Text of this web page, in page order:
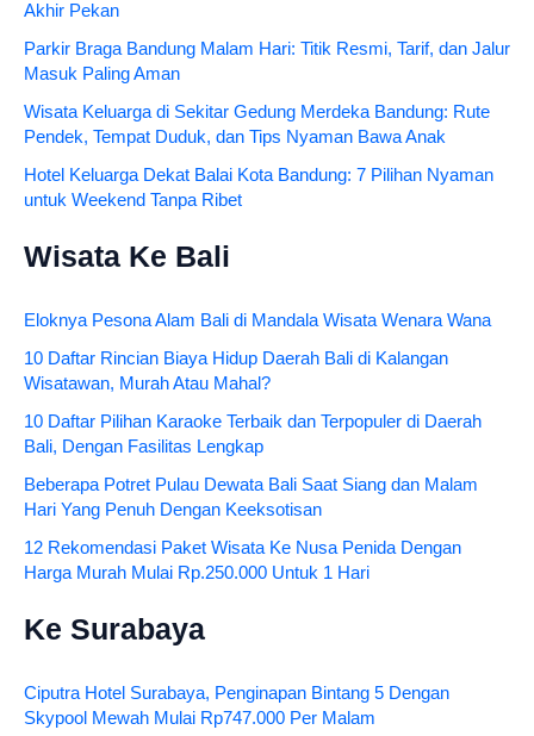
Akhir Pekan
Parkir Braga Bandung Malam Hari: Titik Resmi, Tarif, dan Jalur
Masuk Paling Aman
Wisata Keluarga di Sekitar Gedung Merdeka Bandung: Rute
Pendek, Tempat Duduk, dan Tips Nyaman Bawa Anak
Hotel Keluarga Dekat Balai Kota Bandung: 7 Pilihan Nyaman
untuk Weekend Tanpa Ribet
Wisata Ke Bali
Eloknya Pesona Alam Bali di Mandala Wisata Wenara Wana
10 Daftar Rincian Biaya Hidup Daerah Bali di Kalangan
Wisatawan, Murah Atau Mahal?
10 Daftar Pilihan Karaoke Terbaik dan Terpopuler di Daerah
Bali, Dengan Fasilitas Lengkap
Beberapa Potret Pulau Dewata Bali Saat Siang dan Malam
Hari Yang Penuh Dengan Keeksotisan
12 Rekomendasi Paket Wisata Ke Nusa Penida Dengan
Harga Murah Mulai Rp.250.000 Untuk 1 Hari
Ke Surabaya
Ciputra Hotel Surabaya, Penginapan Bintang 5 Dengan
Skypool Mewah Mulai Rp747.000 Per Malam